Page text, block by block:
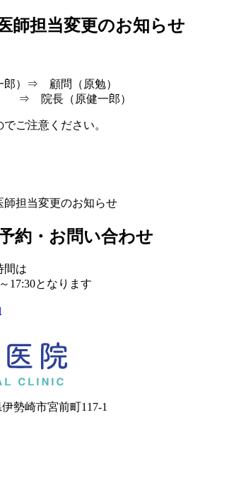
師担当変更のお知らせ
郎）⇒ 顧問（原勉）
⇒ 院長（原健一郎）
ご注意ください。
師担当変更のお知らせ
約・お問い合わせ
間は
17:30となります
勢崎市宮前町117-1